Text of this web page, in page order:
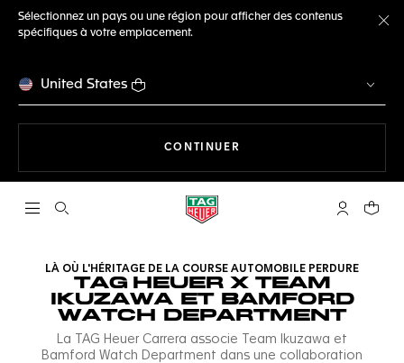
Sélectionnez un pays ou une région pour afficher des contenus
spécifiques à votre emplacement.
United States
CONTINUER
Ouvrir la barre de recherche Compte My
Votre